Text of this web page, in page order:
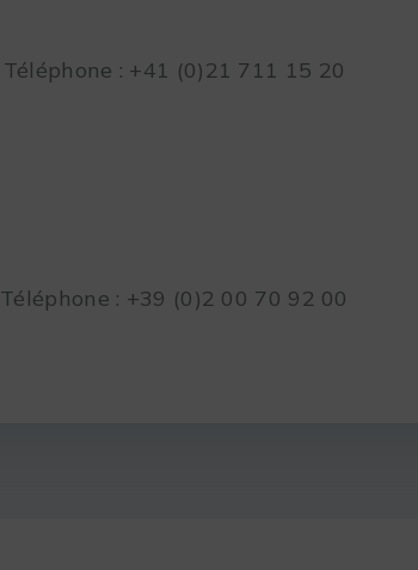
Téléphone : +41 (0)21 711 15 20
Téléphone : +39 (0)2 00 70 92 00